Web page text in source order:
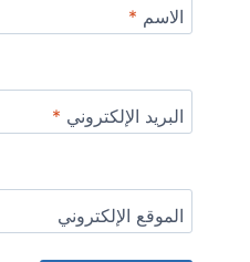
الاسم *
البريد الإلكتروني *
الموقع الإلكتروني